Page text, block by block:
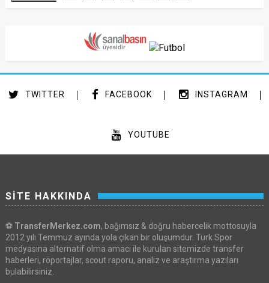
TWITTER FACEBOOK INSTAGRAM
YOUTUBE
SİTE HAKKINDA
⚽ TransferMerkez.com, bağımsız & doğru habercelik mottosuyla
2012 yılı Temmuz ayında yola çıkan bir oluşumdur. Türk Spor
medyasına alternatif olma amacı ile kurulan sitemizde transfer
haberleri, röportajlar, scout raporu, analiz ve araştırma yazıları
bulabilirsiniz.